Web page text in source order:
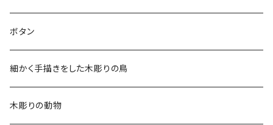
2018
2019
ドレスシャツ
チュニック
リバーシブル 帽子
ボタン
細かく手描きをした木彫りの鳥
木彫りの動物